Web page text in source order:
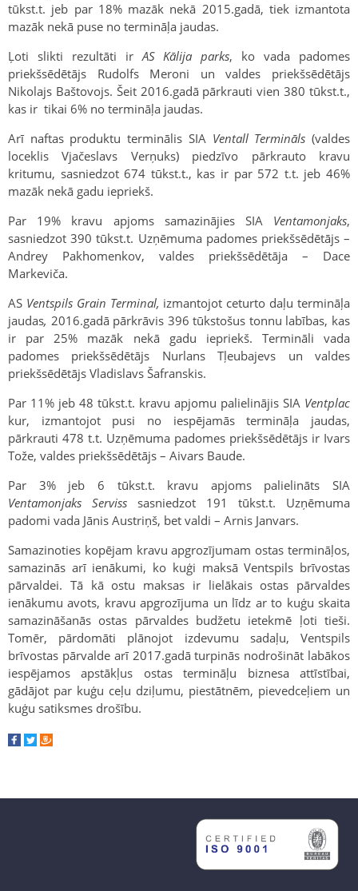
tūkst.t. jeb par 18% mazāk nekā 2015.gadā, tiek izmantota
mazāk nekā puse no termināļa jaudas.
Ļoti slikti rezultāti irAS Kālija parks, ko vada padomes
priekšsēdētājs Rudolfs Meroni un valdes priekšsēdētājs
Nikolajs Baštovojs. Šeit 2016.gadā pārkrauti vien 380 tūkst.t.,
kas ir tikai 6% no termināļa jaudas.
Arī naftas produktu terminālis SIA Ventall Termināls (valdes
loceklis Vjačeslavs Verņuks) piedzīvo pārkrauto kravu
kritumu, sasniedzot 674 tūkst.t., kas ir par 572 t.t. jeb 46%
mazāk nekā gadu iepriekš.
Par 19% kravu apjoms samazinājies SIA Ventamonjaks,
sasniedzot 390 tūkst.t. Uzņēmuma padomes priekšsēdētājs –
Andrey Pakhomenkov, valdes priekšsēdētāja – Dace
Markeviča.
AS Ventspils Grain Terminal, izmantojot ceturto daļu termināļa
jaudas, 2016.gadā pārkrāvis 396 tūkstošus tonnu labības, kas
ir par 25% mazāk nekā gadu iepriekš. Termināli vada
padomes priekšsēdētājs Nurlans Tļeubajevs un valdes
priekšsēdētājs Vladislavs Šafranskis.
Par 11% jeb 48 tūkst.t. kravu apjomu palielinājis SIA Ventplac
kur, izmantojot pusi no iespējamās termināļa jaudas,
pārkrauti 478 t.t. Uzņēmuma padomes priekšsēdētājs ir Ivars
Tože, valdes priekšsēdētājs – Aivars Baude.
Par 3% jeb 6 tūkst.t. kravu apjoms palielināts SIA
Ventamonjaks Serviss sasniedzot 191 tūkst.t. Uzņēmuma
padomi vada Jānis Austriņš, bet valdi – Arnis Janvars.
Samazinoties kopējam kravu apgrozījumam ostas termināļos,
samazinās arī ienākumi, ko kuģi maksā Ventspils brīvostas
pārvaldei. Tā kā ostu maksas ir lielākais ostas pārvaldes
ienākumu avots, kravu apgrozījuma un līdz ar to kuģu skaita
samazināšanās ostas pārvaldes budžetu ietekmē ļoti tieši.
Tomēr, pārdomāti plānojot izdevumu sadaļu, Ventspils
brīvostas pārvalde arī 2017.gadā turpinās nodrošināt labākos
iespējamos apstākļus ostas termināļu biznesa attīstībai,
gādājot par kuģu ceļu dziļumu, piestātnēm, pievedceļiem un
kuģu satiksmes drošību.